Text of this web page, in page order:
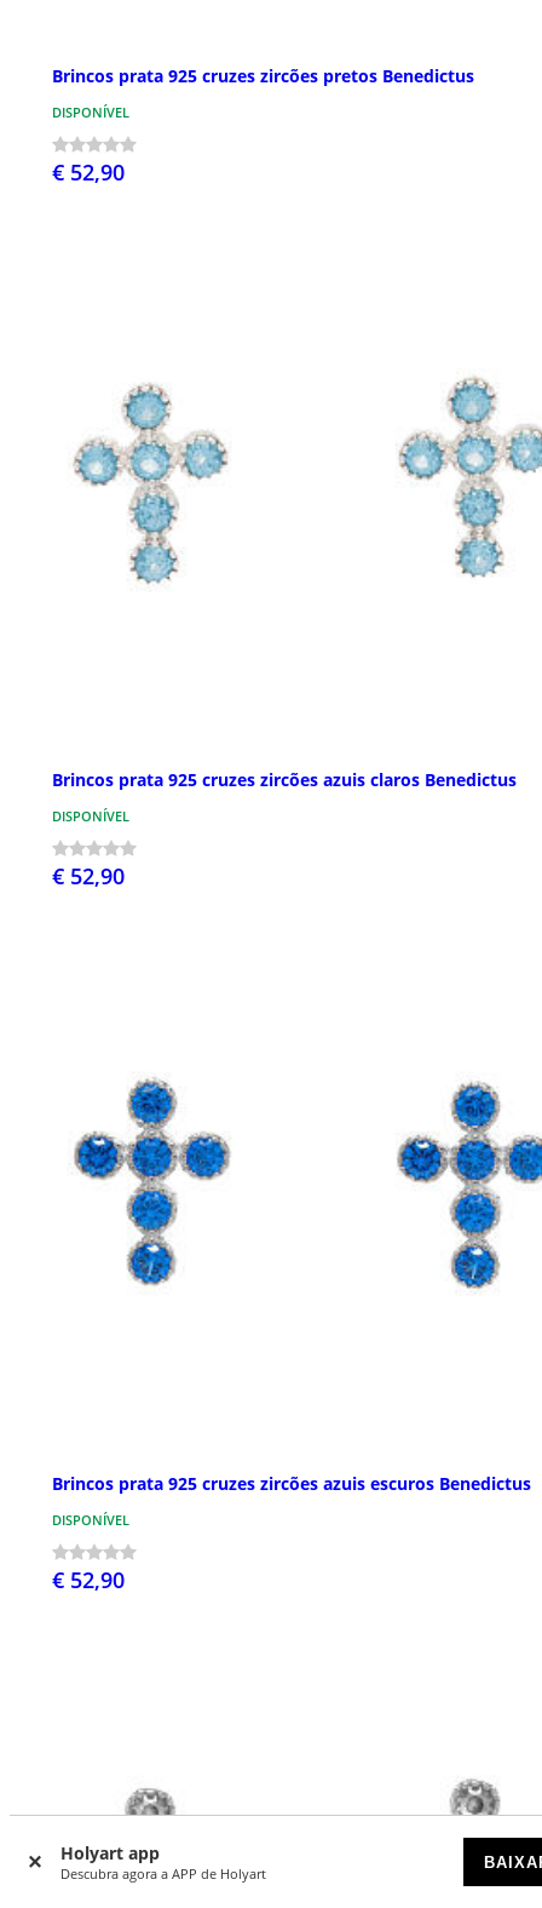
Holyart app
Descubra agora a APP de Holyart
Brincos prata 925 cruzes zircões pretos Benedictus
DISPONÍVEL
€ 52,90
Brincos prata 925 cruzes zircões azuis claros Benedictus
DISPONÍVEL
€ 52,90
Brincos prata 925 cruzes zircões azuis escuros Benedictus
DISPONÍVEL
€ 52,90